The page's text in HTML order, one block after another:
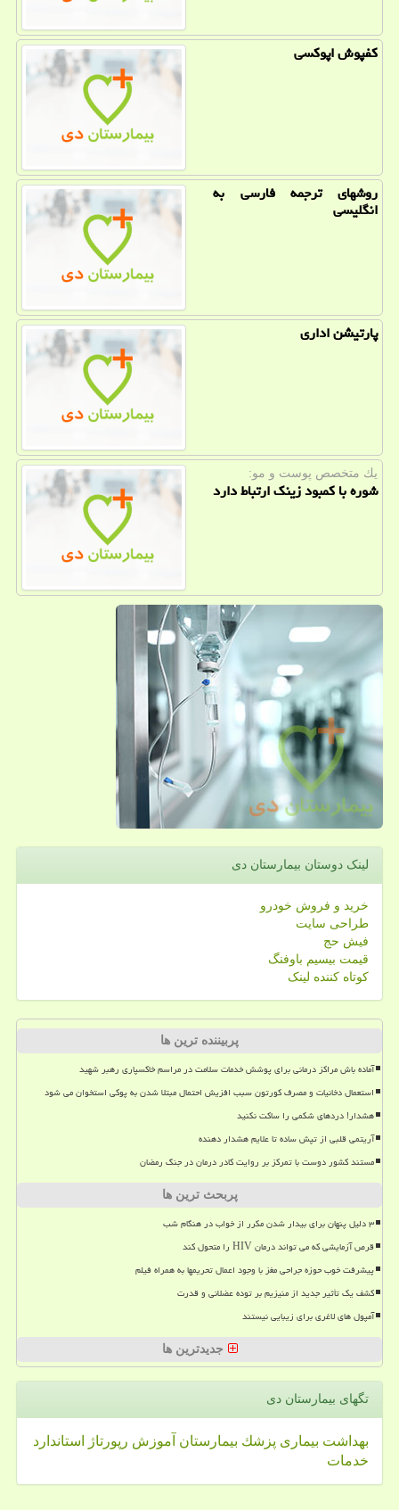
كفپوش اپوكسی
روشهای ترجمه فارسی به
انگلیسی
پارتیشن اداری
یك متخصص پوست و مو:
شوره با كمبود زینك ارتباط دارد
لینک دوستان بیمارستان دی
خرید و فروش خودرو
طراحی سایت
فیش حج
قیمت بیسیم باوفنگ
کوتاه کننده لینک
پربیننده ترین ها
آماده باش مراکز درمانی برای پوشش خدمات سلامت در مراسم خاکسپاری رهبر شهید
استعمال دخانیات و مصرف کورتون سبب افزیش احتمال مبتلا شدن به پوکی استخوان می شود
هشدار! دردهای شکمی را ساکت نکنید
آریتمی قلبی از تپش ساده تا علایم هشدار دهنده
مستند کشور دوست با تمرکز بر روایت کادر درمان در جنگ رمضان
پربحث ترین ها
۳ دلیل پنهان برای بیدار شدن مکرر از خواب در هنگام شب
قرص آزمایشی که می تواند درمان HIV را متحول کند
پیشرفت خوب حوزه جراحی مغز با وجود اعمال تحریمها به همراه فیلم
کشف یک تأثیر جدید از منیزیم بر توده عضلانی و قدرت
آمپول های لاغری برای زیبایی نیستند
جدیدترین ها
تگهای بیمارستان دی
بهداشت بیماری پزشك بیمارستان آموزش رپورتاژ
استاندارد
خدمات